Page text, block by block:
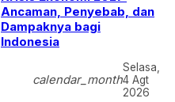
Ancaman, Penyebab, dan
Dampaknya bagi
Indonesia
calendar_month
Selasa,
4 Agt
2026